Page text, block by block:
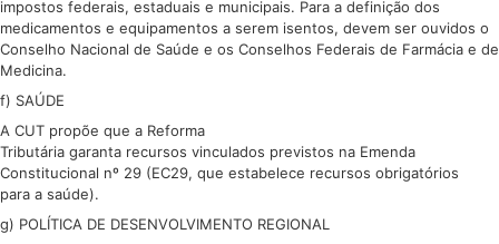
impostos federais, estaduais e municipais. Para a definição dos
medicamentos e equipamentos a serem isentos, devem ser ouvidos o
Conselho Nacional de Saúde e os Conselhos Federais de Farmácia e de
Medicina.
f) SAÚDE
A CUT propõe que a Reforma
Tributária garanta recursos vinculados previstos na Emenda
Constitucional nº 29 (EC29, que estabelece recursos obrigatórios
para a saúde).
g) POLÍTICA DE DESENVOLVIMENTO REGIONAL